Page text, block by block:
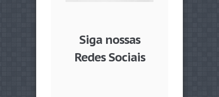
Siga nossas
Redes Sociais